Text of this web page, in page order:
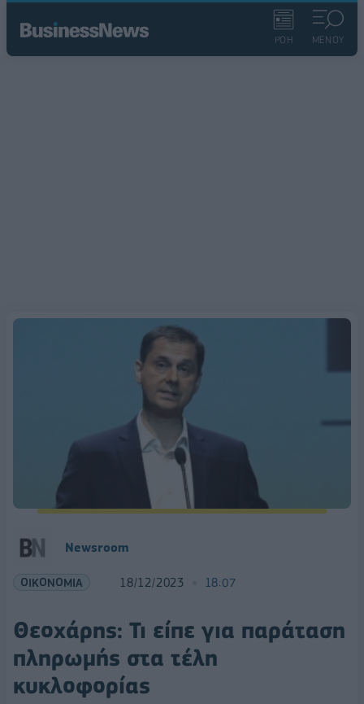
ΡΟΗ ΜΕΝΟΥ
Newsroom
ΟΙΚΟΝΟΜΙΑ 18/12/2023 18:07
Θεοχάρης: Τι είπε για παράταση
πληρωμής στα τέλη
κυκλοφορίας